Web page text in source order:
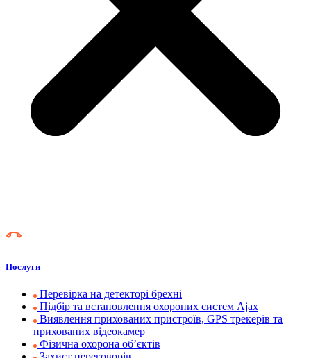
Послуги
Перевірка на детекторі брехні
Підбір та встановлення охороних систем Ajax
Виявлення прихованих пристроїв, GPS трекерів та
прихованих відеокамер
Фізична охорона об’єктів